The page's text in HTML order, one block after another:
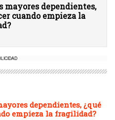
mayores dependientes,
cuando empieza la
dependientes, ¿qué
empieza la fragilidad?